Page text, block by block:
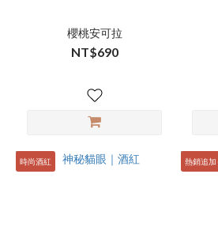
櫻桃安可拉
NT$690
時尚酒紅 熱銷追加